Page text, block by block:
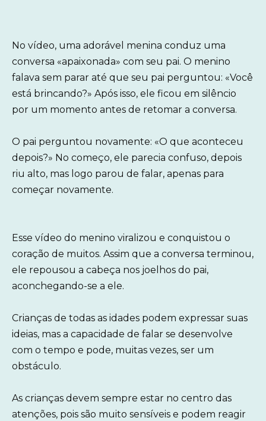
No vídeo, uma adorável menina conduz uma
conversa «apaixonada» com seu pai. O menino
falava sem parar até que seu pai perguntou: «Você
está brincando?» Após isso, ele ficou em silêncio
por um momento antes de retomar a conversa.
O pai perguntou novamente: «O que aconteceu
depois?» No começo, ele parecia confuso, depois
riu alto, mas logo parou de falar, apenas para
começar novamente.
Esse vídeo do menino viralizou e conquistou o
coração de muitos. Assim que a conversa terminou,
ele repousou a cabeça nos joelhos do pai,
aconchegando-se a ele.
Crianças de todas as idades podem expressar suas
ideias, mas a capacidade de falar se desenvolve
com o tempo e pode, muitas vezes, ser um
obstáculo.
As crianças devem sempre estar no centro das
atenções, pois são muito sensíveis e podem reagir